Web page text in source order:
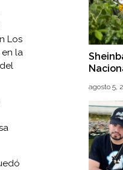
Los
la
agosto 5,